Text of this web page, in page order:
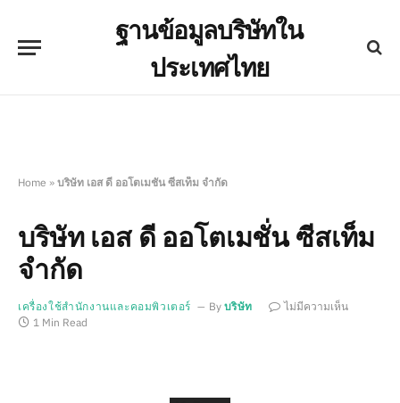
ฐานข้อมูลบริษัทใน
ประเทศไทย
Home » บริษัท เอส ดี ออโตเมชั่น ซีสเท็ม จำกัด
บริษัท เอส ดี ออโตเมชั่น ซีสเท็ม
จำกัด
เครื่องใช้สำนักงานและคอมพิวเตอร์ By บริษัท
ไม่มีความเห็น
1 Min Read